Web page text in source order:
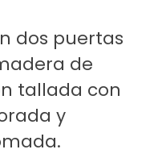
dos puertas
de
tallada con
y